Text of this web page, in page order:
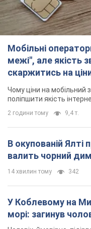
Мобільні
межі", але якість
скаржитись на
Чому ціни на мобільний
поліпшити якість
2 години тому 9,4 т.
В окупованій Ялті
валить чорний
14 хвилин тому 342
У Коблевому на
морі: загинув